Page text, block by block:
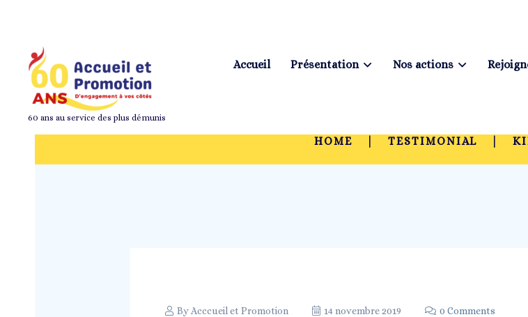
60 ans au service des plus démunis
Accueil Présentation Nos actions
HOME TESTIMONIAL
By Acccueil et Promotion 14 novembre 2019 0 Comments